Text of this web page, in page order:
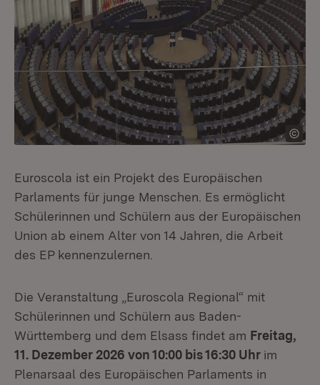
Euroscola ist ein Projekt des Europäischen
Parlaments für junge Menschen. Es ermöglicht
Schülerinnen und Schülern aus der Europäischen
Union ab einem Alter von 14 Jahren, die Arbeit
des EP kennenzulernen.
Die Veranstaltung „Euroscola Regional“ mit
Schülerinnen und Schülern aus Baden-
Württemberg und dem Elsass findet am Freitag,
11. Dezember 2026 von 10:00 bis 16:30 Uhr im
Plenarsaal des Europäischen Parlaments in